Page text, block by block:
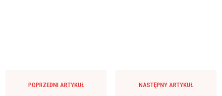
POPRZEDNI ARTYKUŁ NASTĘPNY ARTYKUŁ